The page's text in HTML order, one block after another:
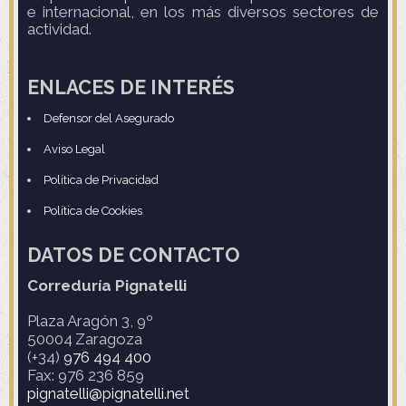
e internacional, en los más diversos sectores de
actividad.
ENLACES DE INTERÉS
Defensor del Asegurado
Aviso Legal
Política de Privacidad
Política de Cookies
DATOS DE CONTACTO
Correduría Pignatelli
Plaza Aragón 3, 9º
50004 Zaragoza
(+34) 976 494 400
Fax: 976 236 859
pignatelli@pignatelli.net